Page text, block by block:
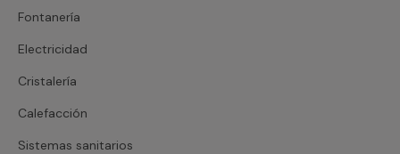
Fontanería
Electricidad
Cristalería
Calefacción
Sistemas sanitarios